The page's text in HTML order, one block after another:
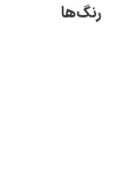
رنگ‌ها